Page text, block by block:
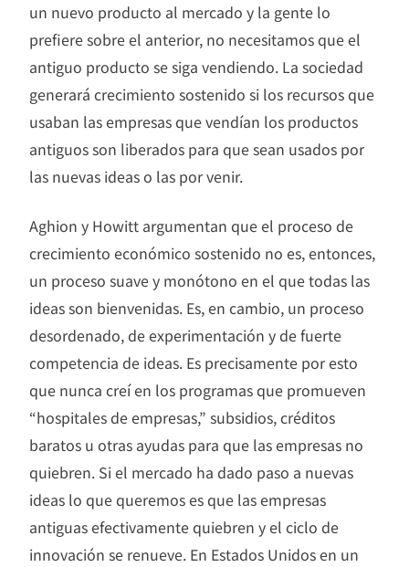
un nuevo producto al mercado y la gente lo
prefiere sobre el anterior, no necesitamos que el
antiguo producto se siga vendiendo. La sociedad
generará crecimiento sostenido si los recursos que
usaban las empresas que vendían los productos
antiguos son liberados para que sean usados por
las nuevas ideas o las por venir.
Aghion y Howitt argumentan que el proceso de
crecimiento económico sostenido no es, entonces,
un proceso suave y monótono en el que todas las
ideas son bienvenidas. Es, en cambio, un proceso
desordenado, de experimentación y de fuerte
competencia de ideas. Es precisamente por esto
que nunca creí en los programas que promueven
“hospitales de empresas,” subsidios, créditos
baratos u otras ayudas para que las empresas no
quiebren. Si el mercado ha dado paso a nuevas
ideas lo que queremos es que las empresas
antiguas efectivamente quiebren y el ciclo de
innovación se renueve. En Estados Unidos en un